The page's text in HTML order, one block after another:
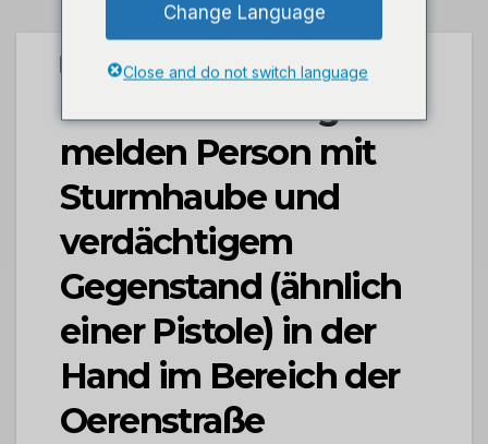
UNCATEGORIZED
POL-PDTR: Zeugen
melden Person mit
Sturmhaube und
verdächtigem
Gegenstand (ähnlich
einer Pistole) in der
Hand im Bereich der
Oerenstraße
Change Language
Close and do not switch language